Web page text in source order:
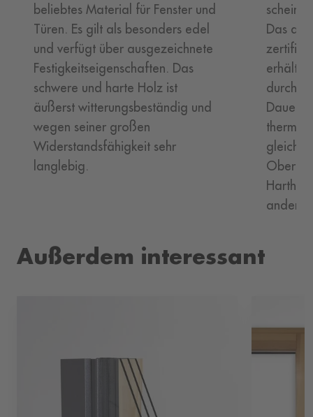
beliebtes Material für Fenster und
Türen. Es gilt als besonders edel
und verfügt über ausgezeichnete
Festigkeitseigenschaften. Das
schwere und harte Holz ist
äußerst witterungsbeständig und
wegen seiner großen
Widerstandsfähigkeit sehr
langlebig.
scheint
Das
durch
andere
Außerdem interessant